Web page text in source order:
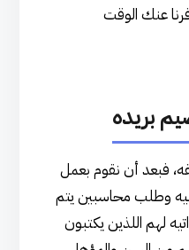
عنك الوقت
بريده
فبعد أن نقوم بعمل
وطلب محاسبين يتم
لهم اللذين يكتبون